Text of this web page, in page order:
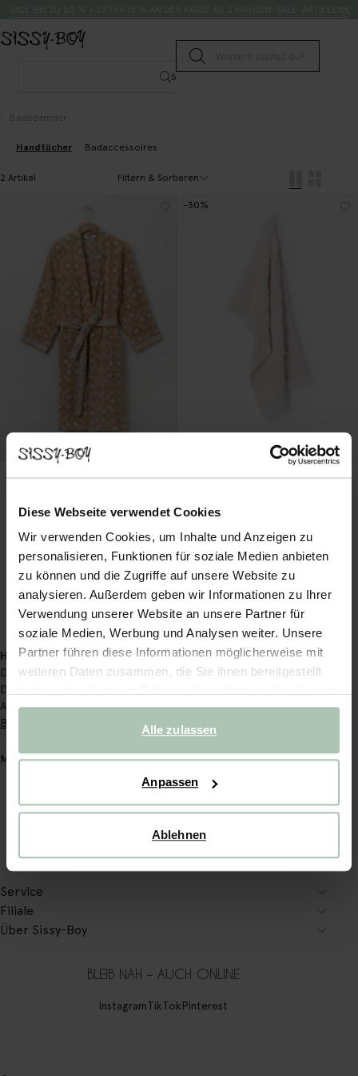
Diese Webseite verwendet Cookies
Wir verwenden Cookies, um Inhalte und Anzeigen zu
personalisieren, Funktionen für soziale Medien anbieten
zu können und die Zugriffe auf unsere Website zu
analysieren. Außerdem geben wir Informationen zu Ihrer
Verwendung unserer Website an unsere Partner für
soziale Medien, Werbung und Analysen weiter. Unsere
Partner führen diese Informationen möglicherweise mit
weiteren Daten zusammen, die Sie ihnen bereitgestellt
gesammelt haben.
Alle zulassen
Anpassen
Ablehnen
Suche senden
Suche
Badezimmer
Handtücher Badaccessoires
2 Artikel Filtern & Sortieren
Bademantel Sevilla - mehrfarbig
-30%
Handtücher von Sissy-Boy
Das Badezimmer ist ein Ort, an dem du täglich Zeit verbringst.
Dich für ein aufregendes Date fertig machen, nach einem
Arbeitstag entspannen oder dein Kleines baden: all das passiert im
Badezimmer
Mehr lesen
Service
Filiale
Über Sissy-Boy
BLEIB NAH – AUCH ONLINE
InstagramTikTokPinterest